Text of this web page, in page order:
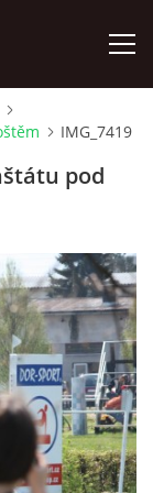
IMG_7419
pod